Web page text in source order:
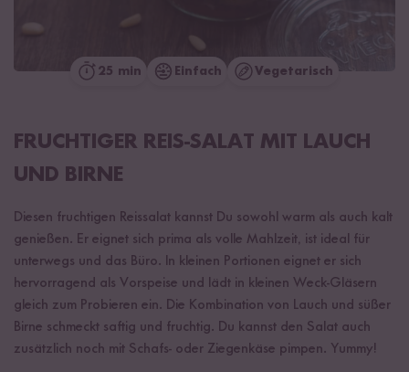
25 min Einfach Vegetarisch
FRUCHTIGER REIS-SALAT MIT LAUCH
UND BIRNE
Diesen fruchtigen Reissalat kannst Du sowohl warm als auch kalt
genießen. Er eignet sich prima als volle Mahlzeit, ist ideal für
unterwegs und das Büro. In kleinen Portionen eignet er sich
hervorragend als Vorspeise und lädt in kleinen Weck-Gläsern
gleich zum Probieren ein. Die Kombination von Lauch und süßer
Birne schmeckt saftig und fruchtig. Du kannst den Salat auch
zusätzlich noch mit Schafs- oder Ziegenkäse pimpen. Yummy!